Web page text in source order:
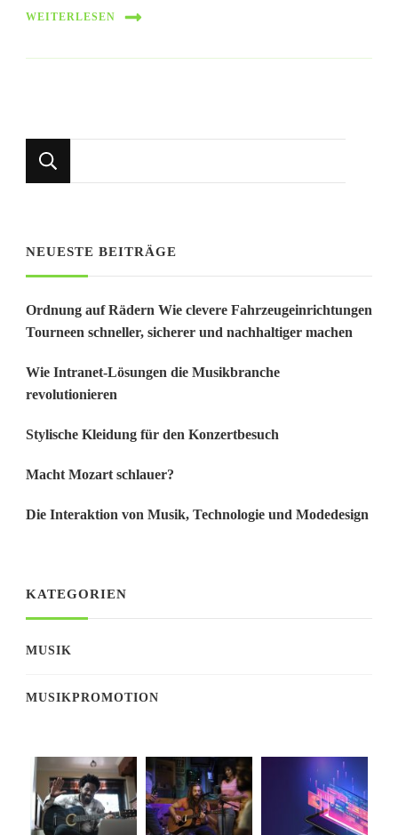
WEITERLESEN
for
NEUESTE BEITRÄGE
Ordnung auf Rädern Wie clevere Fahrzeugeinrichtungen
Tourneen schneller, sicherer und nachhaltiger machen
Wie Intranet-Lösungen die Musikbranche
revolutionieren
Stylische Kleidung für den Konzertbesuch
Macht Mozart schlauer?
Die Interaktion von Musik, Technologie und Modedesign
KATEGORIEN
MUSIK
MUSIKPROMOTION